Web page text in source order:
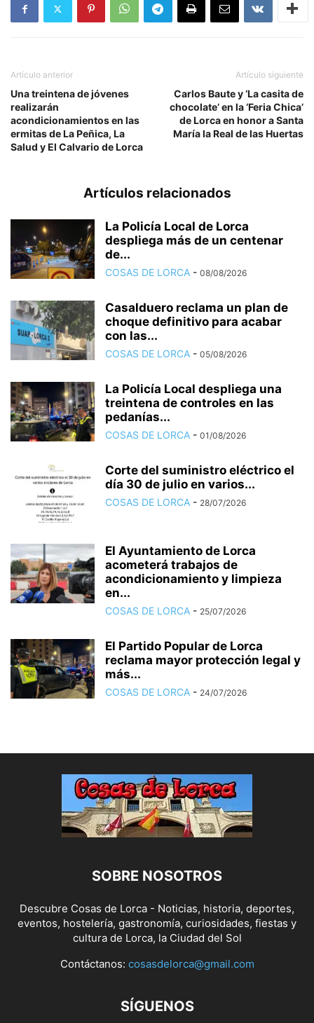
Artículo anterior
Una treintena de jóvenes
realizarán
acondicionamientos en las
ermitas de La Peñica, La
Salud y El Calvario de Lorca
Artículo siguiente
Carlos Baute y ‘La casita de
chocolate’ en la ‘Feria Chica’
de Lorca en honor a Santa
María la Real de las Huertas
Artículos relacionados
La Policía Local de Lorca
despliega más de un centenar
de...
COSAS DE LORCA - 08/08/2026
Casalduero reclama un plan de
choque definitivo para acabar
con las...
COSAS DE LORCA - 05/08/2026
La Policía Local despliega una
treintena de controles en las
pedanías...
COSAS DE LORCA - 01/08/2026
Corte del suministro eléctrico el
día 30 de julio en varios...
COSAS DE LORCA - 28/07/2026
El Ayuntamiento de Lorca
acometerá trabajos de
acondicionamiento y limpieza
en...
COSAS DE LORCA - 25/07/2026
El Partido Popular de Lorca
reclama mayor protección legal y
más...
COSAS DE LORCA - 24/07/2026
SOBRE NOSOTROS
Descubre Cosas de Lorca - Noticias, historia, deportes,
eventos, hostelería, gastronomía, curiosidades, fiestas y
cultura de Lorca, la Ciudad del Sol
Contáctanos: cosasdelorca@gmail.com
SÍGUENOS